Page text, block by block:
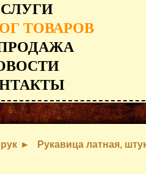
ТОВАРОВ
Рукавица латная,